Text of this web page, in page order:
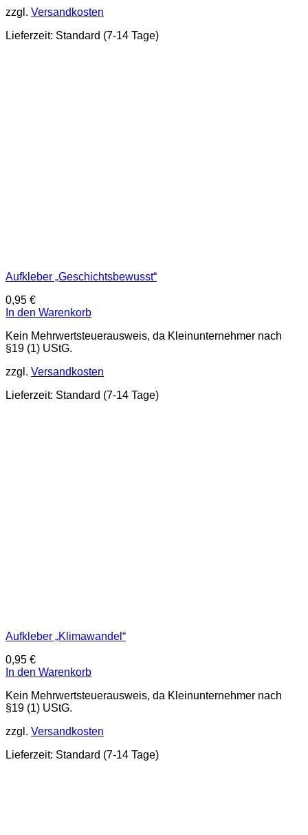
zzgl. Versandkosten
Lieferzeit: Standard (7-14 Tage)
Aufkleber „Geschichtsbewusst“
0,95 €
In den Warenkorb
Kein Mehrwertsteuerausweis, da Kleinunternehmer nach
§19 (1) UStG.
zzgl. Versandkosten
Lieferzeit: Standard (7-14 Tage)
Aufkleber „Klimawandel“
0,95 €
In den Warenkorb
Kein Mehrwertsteuerausweis, da Kleinunternehmer nach
§19 (1) UStG.
zzgl. Versandkosten
Lieferzeit: Standard (7-14 Tage)